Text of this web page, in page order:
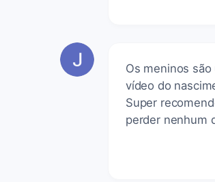
Os meninos
vídeo do
Super
perder nenhum